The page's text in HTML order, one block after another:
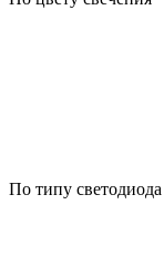
По типу светодиода